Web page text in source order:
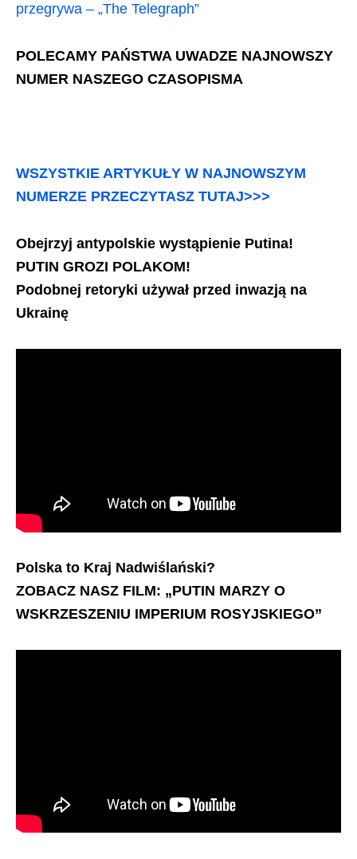
przegrywa – „The Telegraph”
POLECAMY PAŃSTWA UWADZE NAJNOWSZY
NUMER NASZEGO CZASOPISMA
WSZYSTKIE ARTYKUŁY W NAJNOWSZYM
NUMERZE PRZECZYTASZ TUTAJ>>>
Obejrzyj antypolskie wystąpienie Putina!
PUTIN GROZI POLAKOM!
Podobnej retoryki używał przed inwazją na
Ukrainę
Polska to Kraj Nadwiślański?
ZOBACZ NASZ FILM: „PUTIN MARZY O
WSKRZESZENIU IMPERIUM ROSYJSKIEGO”